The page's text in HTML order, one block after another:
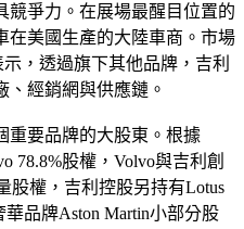
競爭力。在展場最醒目位置的
在美國生產的大陸車商。市場
示，透過旗下其他品牌，吉利
、經銷網與供應鏈。
重要品牌的大股東。根據
78.8%股權，Volvo與吉利創
股權，吉利控股另持有Lotus
品牌Aston Martin小部分股